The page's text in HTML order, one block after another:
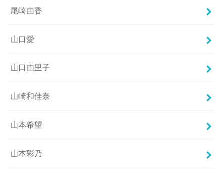
尾崎由香
山口愛
山口由里子
山崎和佳奈
山本希望
山本彩乃